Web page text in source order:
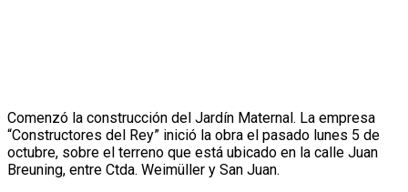
Comenzó la construcción del Jardín Maternal. La empresa
“Constructores del Rey” inició la obra el pasado lunes 5 de
octubre, sobre el terreno que está ubicado en la calle Juan
Breuning, entre Ctda. Weimüller y San Juan.